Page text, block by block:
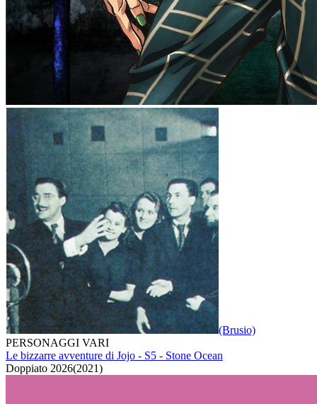
(Brusio)
PERSONAGGI VARI
Le bizzarre avventure di Jojo - S5 - Stone Ocean
Doppiato 2026(2021)